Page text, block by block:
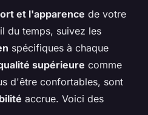
et l'apparence de votre
du temps, suivez les
spécifiques à chaque
supérieure comme
d'être confortables, sont
accrue. Voici des